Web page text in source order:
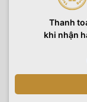
Thanh
khi nhận